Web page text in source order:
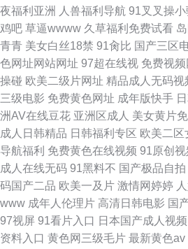
夜福利亚洲
人兽福利导航 91叉叉操小
鸡吧 草逼wwww 久草福利免费试看
青青 美女白丝18禁 91肏比 国产三区
色网址网站网址 97超在线视 免费视
操碰 欧美二级片网址 精品成人无码视
三级电影 免费黄色网址 成年版快手
洲AV在线豆花 亚洲区成人 美女黄片
成人日韩精品 日韩福利专区 欧美二区
导航福利 免费黄色在线视频 91原创视
成人在线无码 91黑料不 国产极品自拍
码国产二品 欧美一及片 激情网婷婷
www 成年人伦理片 高清日韩电影 国
97视屏 91看片入口 日本国产成人视频
资料入口 黄色网三级毛片 最新黄色av